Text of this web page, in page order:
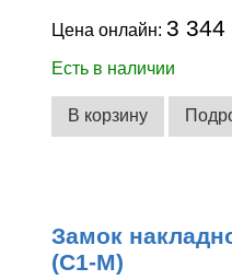
Цена онлайн:3 344
Есть в наличии
В корзину
Замок
(С1-М)